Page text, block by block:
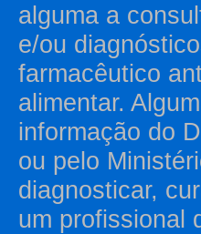
alguma a
e/ou
farmacêutico
alimentar.
informação do
ou pelo
diagnosticar,
um profissional